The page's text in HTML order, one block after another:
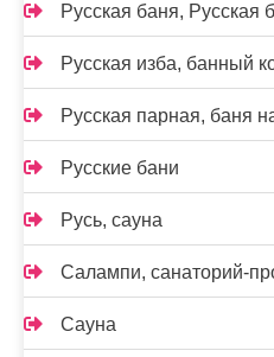
Русская баня, Русская
Русская изба, банный
Русская парная, баня
Русские бани
Русь, сауна
Салампи, санаторий-
Сауна